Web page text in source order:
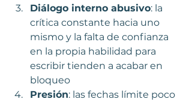
Diálogo interno abusivo: la
crítica constante hacia uno
mismo y la falta de confianza
en la propia habilidad para
escribir tienden a acabar en
bloqueo
Presión: las fechas límite poco